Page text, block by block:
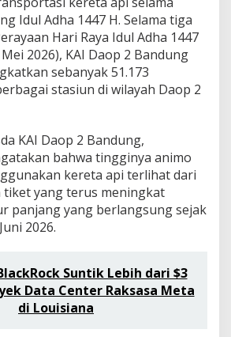
d
h
a
,
K
A
I
o
p
2
B
a
d
u
L
a
y
a
Idul Adha 1447 H. Selama tiga
Hari Raya Idul Adha 1447
2026), KAI Daop 2 Bandung
sebanyak 51.173
stasiun di wilayah Daop 2
KAI Daop 2 Bandung,
bahwa tingginya animo
kereta api terlihat dari
tiket yang terus meningkat
panjang yang berlangsung sejak
2026.
Suntik Lebih dari $3
Data Center Raksasa Meta
di Louisiana